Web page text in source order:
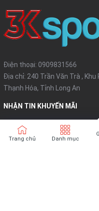
Điện thoại: 0909831566
Địa chỉ: 240 Trần Văn Trà ,
Thạnh Hóa, Tỉnh Long An
NHẬN TIN KHUYẾN MÃI
Trang chủ Danh mục